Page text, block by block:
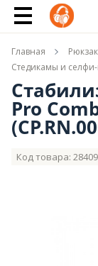
Имя
Телефон
Главная
Стедикамы и
Pro
Код товара: 28409